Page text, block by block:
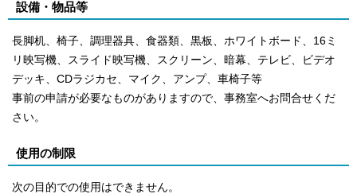
設備・物品等
長脚机、椅子、調理器具、食器類、黒板、ホワイトボード、16ミ
リ映写機、スライド映写機、スクリーン、暗幕、テレビ、ビデオ
デッキ、CDラジカセ、マイク、アンプ、車椅子等
事前の申請が必要なものがありますので、事務室へお問合せくだ
さい。
使用の制限
次の目的での使用はできません。